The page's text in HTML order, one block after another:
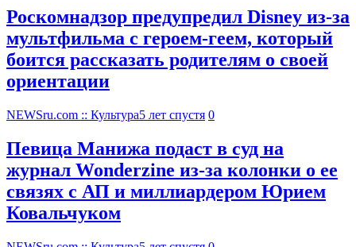
Роскомнадзор предупредил Disney из-за
мультфильма c героем-геем, который
боится рассказать родителям о своей
ориентации
NEWSru.com :: Культура5 лет спустя 0
Певица Манижа подаст в суд на
журнал Wonderzine из-за колонки о ее
связях с АП и миллиардером Юрием
Ковальчуком